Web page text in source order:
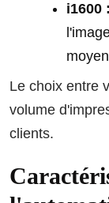
i1600 :
Le choix entre
volume
clients.